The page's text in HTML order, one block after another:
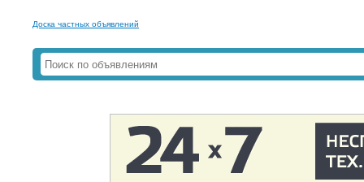
Доска частных объявлений